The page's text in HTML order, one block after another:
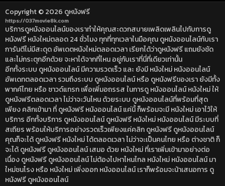
Copyright © 2026 ดูหนังฟรี
https://037movie8k.com
บริการดูหนังออนไลน์ของเราทำให้คุณสะดวกสบายเพลิดเพลินไปกับการดู
หนังฟรี หนังใหม่ตลอด 24 ชั่วโมง ทุกที่ทุกเวลาในมือคุณ ดูหนังออนไลน์กับเรา
การันตีไม่มีสะดุด อัพเดตหนังใหม่ตลอดเวลา เรียกได้ว่าดูหนังฟรี แถมยังชัด
และไม่กระตุกอีกด้วย จะหาได้จากที่ไหน อยู่กับเราที่นี่ที่เดียวเท่านั้น
อีกทั้งระบบ ดูหนังออนไลน์ มีความรวดเร็ว และ ยังมี หนังใหม่ หนังออนไลน์
อัพเดทตลอดเวลา รวมถึงระบบ ดูหนังออนไลน์ หรือ ดูหนังฟรีของเรา ยังมีทั้ง
พากค์ไทย หรือ ซาวด์แทรก เพื่อเพิ่มอถรรส ในการดู หนังออนไลน์ หนังใหม่ ให้
ดูหนังฟรีตลอดเวลา ไม่ว่าจะวันไหน ด้วยระบบ ดูหนังออนไลน์ที่พร้อมที่สุด
เพียง คลิกเข้ามา ที่ ดูหนังฟรี หนังออนไลน์ แค่นี้ ก็พร้อมจะมี หนังใหม่ เอาไว้ให้
บริการ อีกทั้งบริการ ดูหนังออนไลน์ ดูหนังฟรี หนังใหม่ หนังออนไลน์ มีระบบที่
สเถียร พร้อมให้บริการอย่างรวดเร็วเพียงแค่คลิก ดูหนังฟรี ดูหนังออนไลน์
คุณก็จะได้ ดูหนังฟรี หนังใหม่ ได้ตลอดเวลา ไม่ว่าจะเป็นคนไทย หรือ ต่างชาติ ก็
จะได้ ดูหนังฟรี ดูหนังออนไลน์ เสมอ ด้วย หนังใหม่ ที่เราเพิ่มเข้ามาอย่างต่อ
เนื่อง ดูหนังฟรี ดูหนังออนไลน์ ไม่ต้องไปหาไหนไกล หนังใหม่ หนังออนไลน์ มา
ใหม่ชนโรง หรือ หนังใหม่ เพิ่งออก หนังออนไลน์ เราก็พร้อมจะน้าเสนอการ ดู
หนังฟรี ดูหนังออนไลน์